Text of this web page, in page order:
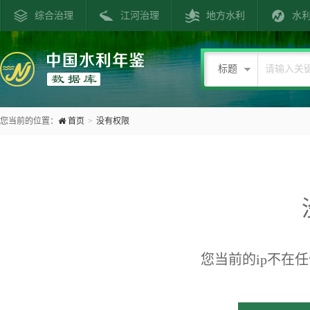
综合治理 江河治理 地方水利 水
标题
您当前的位置： 首页 > 没有权限
您当前的ip不在